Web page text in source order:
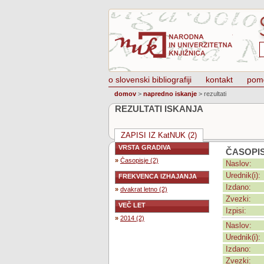
o slovenski bibliografiji kontakt
domov > napredno iskanje > rezultati
REZULTATI ISKANJA
ZAPISI IZ KatNUK (2)
VRSTA GRADIVA
» Časopisje (2)
FREKVENCA IZHAJANJA
» dvakrat letno (2)
VEČ LET
» 2014 (2)
Naslov:
Urednik(i):
Izdano:
Zvezki:
Izpisi:
Naslov:
Urednik(i):
Izdano:
Zvezki: